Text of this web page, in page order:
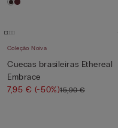
Coleção Noiva
Cuecas brasileiras Ethereal
Embrace
7,95 € (-50%)15,90 €